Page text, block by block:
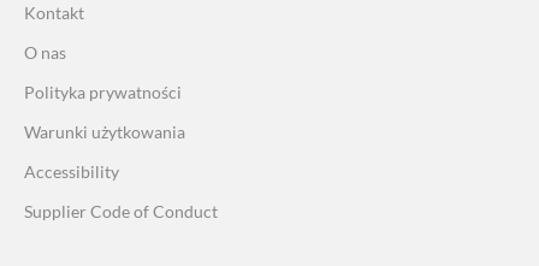
Kontakt
O nas
Polityka prywatności
Warunki użytkowania
Accessibility
Supplier Code of Conduct